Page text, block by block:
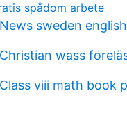
spådom arbete
News sweden english
Christian wass
Class viii math book